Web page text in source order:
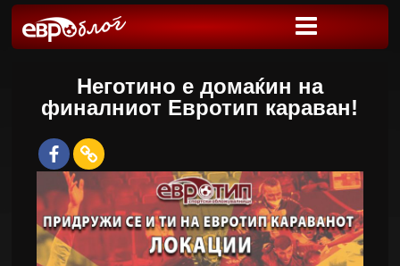
Неготино е домаќин на
финалниот Евротип караван!